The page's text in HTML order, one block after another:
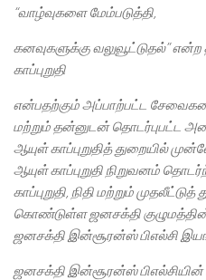
“வாழ்வுகளை மேம்படுத்தி,
கனவுகளுக்கு வலுவூட்டுதல்” என்ற
காப்புறுதி
என்பதற்கும் அப்பாற்பட்ட
மற்றும் தன்னுடன் தொடர்புபட்ட
ஆயுள் காப்புறுதித் துறையில்
ஆயுள் காப்புறுதி நிறுவனம்
காப்புறுதி, நிதி மற்றும்
கொண்டுள்ள ஜனசக்தி
ஜனசக்தி இன்சூரன்ஸ் பிஎல்சி
ஜனசக்தி இன்சூரன்ஸ்